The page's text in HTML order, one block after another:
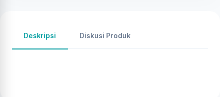
Deskripsi Diskusi Produk